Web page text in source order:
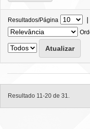
Resultados/Página |
Resultado 11-20 de 31.